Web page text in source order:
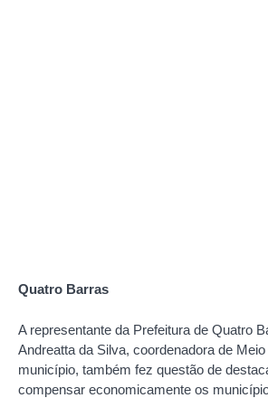
Quatro Barras
A representante da Prefeitura de Quatro
Andreatta da Silva, coordenadora de
município, também fez questão de
compensar economicamente os